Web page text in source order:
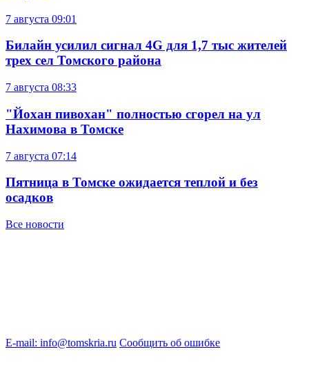
7 августа 09:01
Билайн усилил сигнал 4G для 1,7 тыс жителей
трех сел Томского района
7 августа 08:33
"Йохан пивохан" полностью сгорел на ул
Нахимова в Томске
7 августа 07:14
Пятница в Томске ожидается теплой и без
осадков
Все новости
E-mail: info@tomskria.ru Сообщить об ошибке